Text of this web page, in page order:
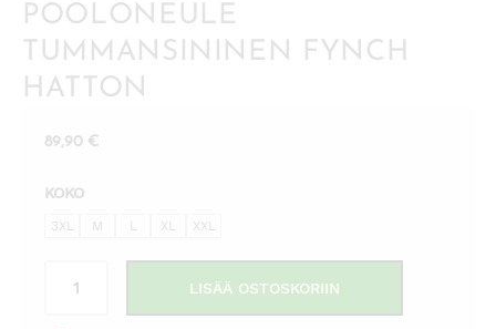
POOLONEULE
TUMMANSININEN FYNCH
HATTON
89,90 €
KOKO
3XL M L XL XXL
tummansininen
LISÄÄ OSTOSKORIIN